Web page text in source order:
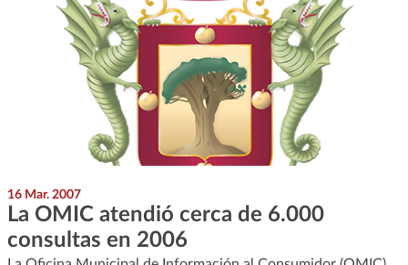
16 Mar. 2007
La OMIC atendió cerca de 6.000
consultas en 2006